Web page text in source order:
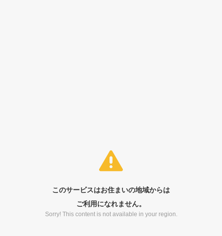
このサービスはお住まいの地域からは
ご利用になれません。
Sorry! This content is not available in your region.